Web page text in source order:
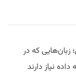
زبان‌هایی که در
نیاز دارند